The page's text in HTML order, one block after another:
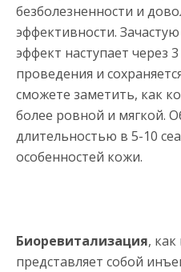
безболезненности и
эффективности.
эффект наступает через
проведения и
сможете заметить, как
более ровной и мягкой.
длительностью в 5-10
особенностей кожи.
Биоревитализация,
представляет собой